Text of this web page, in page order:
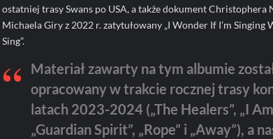
ostatniej trasy Swans po USA, a także dokument Christophera
Michaela Giry z 2022 r. zatytułowany „I Wonder If I’m Singing
Sing”.
Materiał zawarty na tym albumie
opracowany w trakcie rocznej trasy
latach 2023-2024 („The Healers”, „I
„Guardian Spirit”, „Rope” i „Away”), a